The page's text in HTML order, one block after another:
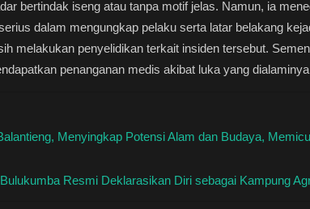
bertindak iseng atau tanpa motif jelas. Namun, ia
dalam mengungkap pelaku serta latar belakang
melakukan penyelidikan terkait insiden tersebut.
penanganan medis akibat luka yang
Menyingkap Potensi Alam dan Budaya,
Resmi Deklarasikan Diri sebagai Kampung